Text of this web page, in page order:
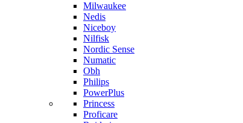
Milwaukee
Nedis
Niceboy
Nilfisk
Nordic Sense
Numatic
Obh
Philips
PowerPlus
Princess
Proficare